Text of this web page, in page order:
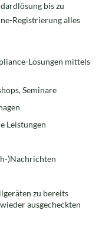
bis zu
Registrierung alles
Lösungen mittels
Seminare
Leistungen
)Nachrichten
zu bereits
ausgecheckten